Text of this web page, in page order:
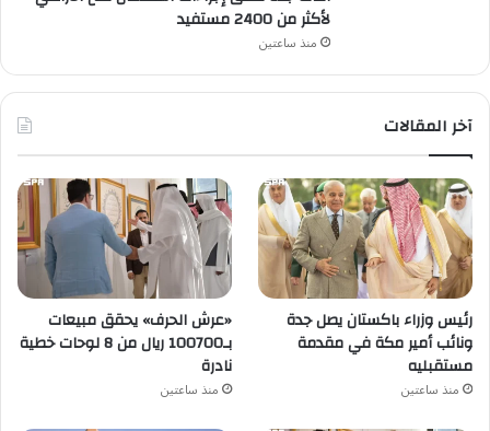
لأكثر من 2400 مستفيد
منذ ساعتين
آخر المقالات
رئيس وزراء باكستان يصل جدة
ونائب أمير مكة في مقدمة
مستقبليه
منذ ساعتين
«عرش الحرف» يحقق مبيعات
بـ100700 ريال من 8 لوحات خطية
نادرة
منذ ساعتين